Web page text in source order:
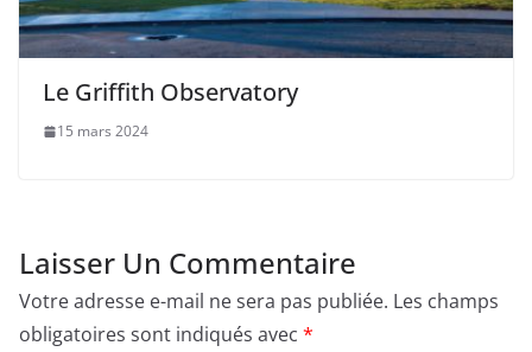
Le Griffith Observatory
15 mars 2024
Laisser Un Commentaire
Votre adresse e-mail ne sera pas publiée. Les champs
obligatoires sont indiqués avec *